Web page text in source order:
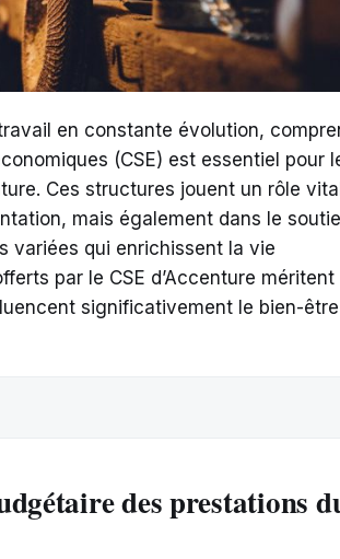
en constante évolution,
(CSE) est essentiel pour
Ces structures jouent un rôle
mais également dans le
variées qui enrichissent la vie
par le CSE d’Accenture méritent
significativement le bien-
des prestations